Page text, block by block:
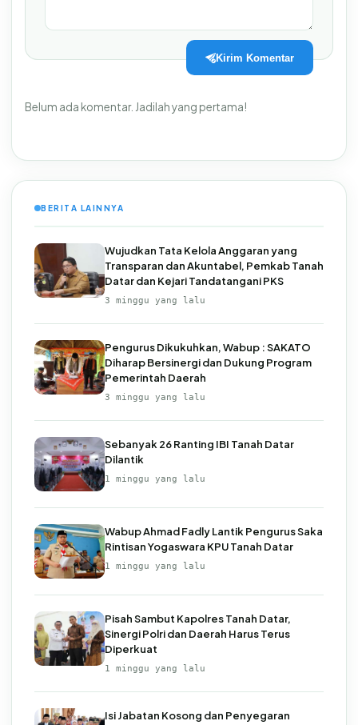
Kirim Komentar
Belum ada komentar. Jadilah yang pertama!
BERITA LAINNYA
Wujudkan Tata Kelola Anggaran yang
Transparan dan Akuntabel, Pemkab Tanah
Datar dan Kejari Tandatangani PKS
3 minggu yang lalu
Pengurus Dikukuhkan, Wabup : SAKATO
Diharap Bersinergi dan Dukung Program
Pemerintah Daerah
3 minggu yang lalu
Sebanyak 26 Ranting IBI Tanah Datar
Dilantik
1 minggu yang lalu
Wabup Ahmad Fadly Lantik Pengurus Saka
Rintisan Yogaswara KPU Tanah Datar
1 minggu yang lalu
Pisah Sambut Kapolres Tanah Datar,
Sinergi Polri dan Daerah Harus Terus
Diperkuat
1 minggu yang lalu
Isi Jabatan Kosong dan Penyegaran